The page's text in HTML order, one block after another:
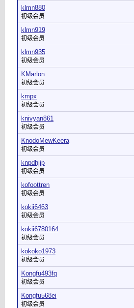
klmn880
初级会员
klmn919
初级会员
klmn935
初级会员
KMarlon
初级会员
kmpx
初级会员
knivyan861
初级会员
KnodoMewKeera
初级会员
knpdhjjp
初级会员
kofoottren
初级会员
kokii6463
初级会员
kokii6780164
初级会员
kokoko1973
初级会员
Kongfu493fq
初级会员
Kongfu568ei
初级会员